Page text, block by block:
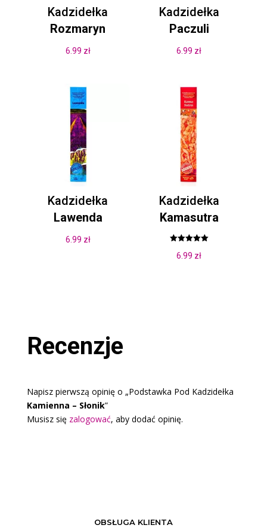
Kadzidełka
Rozmaryn
6.99 zł
Kadzidełka
Paczuli
6.99 zł
Kadzidełka
Lawenda
6.99 zł
Kadzidełka
Kamasutra
5.00
6.99 zł
Recenzje
Napisz pierwszą opinię o „Podstawka Pod Kadzidełka
Kamienna – Słonik”
Musisz się zalogować, aby dodać opinię.
OBSŁUGA KLIENTA